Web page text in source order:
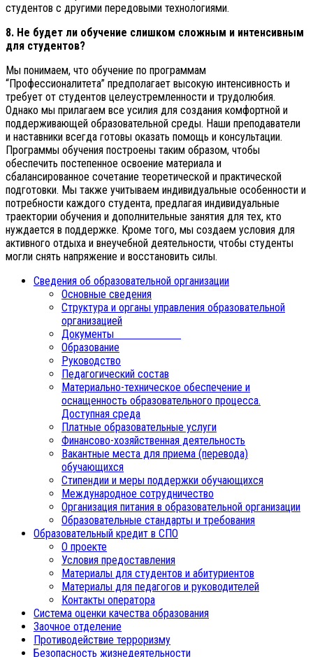
студентов с другими передовыми технологиями.
8. Не будет ли обучение слишком сложным и интенсивным
для студентов?
Мы понимаем, что обучение по программам
“Профессионалитета” предполагает высокую интенсивность и
требует от студентов целеустремленности и трудолюбия.
Однако мы прилагаем все усилия для создания комфортной и
поддерживающей образовательной среды. Наши преподаватели
и наставники всегда готовы оказать помощь и консультации.
Программы обучения построены таким образом, чтобы
обеспечить постепенное освоение материала и
сбалансированное сочетание теоретической и практической
подготовки. Мы также учитываем индивидуальные особенности и
потребности каждого студента, предлагая индивидуальные
траектории обучения и дополнительные занятия для тех, кто
нуждается в поддержке. Кроме того, мы создаем условия для
активного отдыха и внеучебной деятельности, чтобы студенты
могли снять напряжение и восстановить силы.
Сведения об образовательной организации
Основные сведения
Структура и органы управления образовательной
организацией
Документы
Образование
Руководство
Педагогический состав
Материально-техническое обеспечение и
оснащенность образовательного процесса.
Доступная среда
Платные образовательные услуги
Финансово-хозяйственная деятельность
Вакантные места для приема (перевода)
обучающихся
Стипендии и меры поддержки обучающихся
Международное сотрудничество
Организация питания в образовательной организации
Образовательные стандарты и требования
Образовательный кредит в СПО
О проекте
Условия предоставления
Материалы для студентов и абитуриентов
Материалы для педагогов и руководителей
Контакты оператора
Система оценки качества образования
Заочное отделение
Противодействие терроризму
Безопасность жизнедеятельности